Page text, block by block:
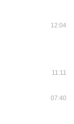
12:04
11:11
07:40